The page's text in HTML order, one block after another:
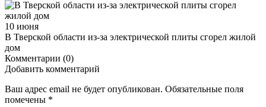
10 июня
В Тверской области из-за электрической плиты сгорел жилой
дом
Комментарии (0)
Добавить комментарий
Ваш адрес email не будет опубликован. Обязательные поля
помечены *